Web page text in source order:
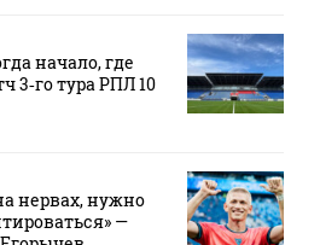
начало, где
3‑го тура РПЛ 10
нервах, нужно
—